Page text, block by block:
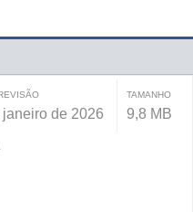
janeiro de 2026
TAMANHO
9,8 MB